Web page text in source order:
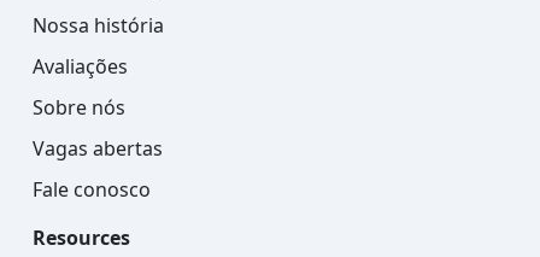
Nossa história
Avaliações
Sobre nós
Vagas abertas
Fale conosco
Resources